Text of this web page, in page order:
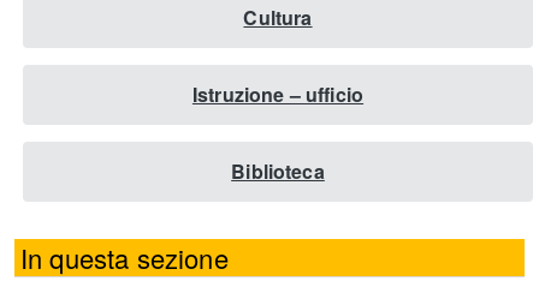
Cultura
Istruzione – ufficio
Biblioteca
In questa sezione